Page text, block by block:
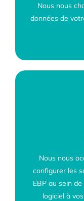
Nous nous
données de
Nous nous
configurer les
EBP au sein
logiciel à